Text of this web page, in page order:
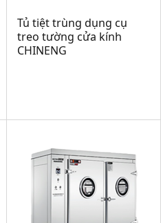
Tủ tiệt trùng dụng cụ
treo tường cửa kính
CHINENG